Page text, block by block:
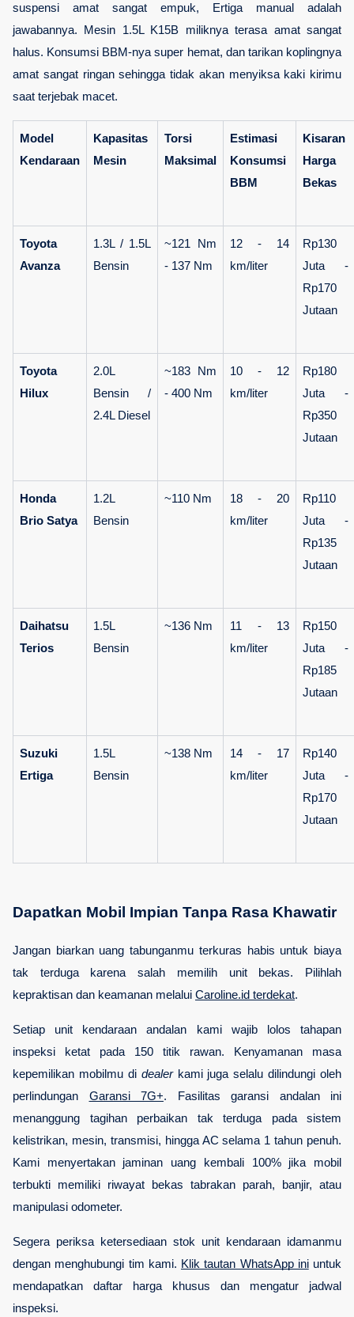
suspensi amat sangat empuk, Ertiga manual adalah
jawabannya. Mesin 1.5L K15B miliknya terasa amat sangat
halus. Konsumsi BBM-nya super hemat, dan tarikan koplingnya
amat sangat ringan sehingga tidak akan menyiksa kaki kirimu
saat terjebak macet.
Model
Kendaraan
Kapasitas
Mesin
Torsi
Maksimal
Estimasi
Konsumsi
BBM
Kisaran
Harga
Bekas
Toyota
Avanza
1.3L / 1.5L
Bensin
~121 Nm
- 137 Nm
12 - 14
km/liter
Rp130
Juta -
Rp170
Jutaan
Toyota
Hilux
2.0L
Bensin /
2.4L Diesel
~183 Nm
- 400 Nm
10 - 12
km/liter
Rp180
Juta -
Rp350
Jutaan
Honda
Brio Satya
1.2L
Bensin
~110 Nm
18 - 20
km/liter
Rp110
Juta -
Rp135
Jutaan
Daihatsu
Terios
1.5L
Bensin
~136 Nm
11 - 13
km/liter
Rp150
Juta -
Rp185
Jutaan
Suzuki
Ertiga
1.5L
Bensin
~138 Nm
14 - 17
km/liter
Rp140
Juta -
Rp170
Jutaan
Dapatkan Mobil Impian Tanpa Rasa Khawatir
Jangan biarkan uang tabunganmu terkuras habis untuk biaya
tak terduga karena salah memilih unit bekas. Pilihlah
kepraktisan dan keamanan melalui Caroline.id terdekat.
Setiap unit kendaraan andalan kami wajib lolos tahapan
inspeksi ketat pada 150 titik rawan. Kenyamanan masa
kepemilikan mobilmu di dealer kami juga selalu dilindungi oleh
perlindungan
Garansi 7G+. Fasilitas garansi andalan ini
menanggung tagihan perbaikan tak terduga pada sistem
kelistrikan, mesin, transmisi, hingga AC selama 1 tahun penuh.
Kami menyertakan jaminan uang kembali 100% jika mobil
terbukti memiliki riwayat bekas tabrakan parah, banjir, atau
manipulasi odometer.
Segera periksa ketersediaan stok unit kendaraan idamanmu
dengan menghubungi tim kami. Klik tautan WhatsApp ini untuk
mendapatkan daftar harga khusus dan mengatur jadwal
inspeksi.